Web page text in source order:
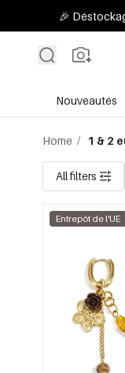
🎉
Nouveautés
Home / 1 & 2
All filters
Entrepôt de l'UE